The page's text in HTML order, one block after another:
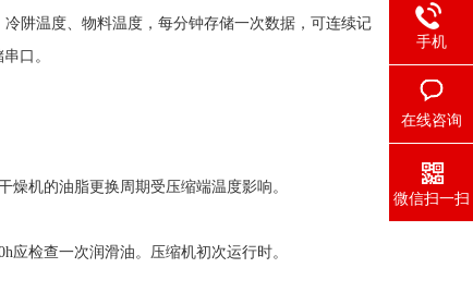
阱温度、物料温度，每分钟存储一次数据，可连续记
口。
机的油脂更换周期受压缩端温度影响。
检查一次润滑油。压缩机初次运行时。
手机
在线咨询
微信扫一扫